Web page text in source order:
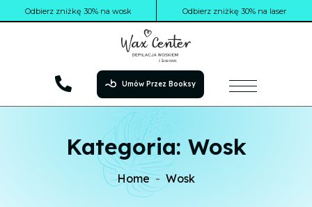
Odbierz zniżkę 30% na wosk Odbierz zniżkę 30% na laser
Umów Przez Booksy
Kategoria:Wosk
Home Wosk